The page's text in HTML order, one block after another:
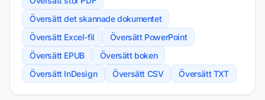
Översätt det skannade dokumentet
Översätt Excel-fil
Översätt PowerPoint
Översätt EPUB
Översätt boken
Översätt InDesign
Översätt CSV Översätt TXT